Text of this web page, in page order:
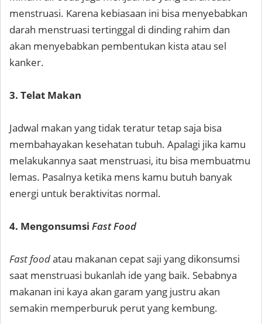
menstruasi. Karena kebiasaan ini bisa menyebabkan
darah menstruasi tertinggal di dinding rahim dan
akan menyebabkan pembentukan kista atau sel
kanker.
3. Telat Makan
Jadwal makan yang tidak teratur tetap saja bisa
membahayakan kesehatan tubuh. Apalagi jika kamu
melakukannya saat menstruasi, itu bisa membuatmu
lemas. Pasalnya ketika mens kamu butuh banyak
energi untuk beraktivitas normal.
4. Mengonsumsi Fast Food
Fast foodatau makanan cepat saji yang dikonsumsi
saat menstruasi bukanlah ide yang baik. Sebabnya
makanan ini kaya akan garam yang justru akan
semakin memperburuk perut yang kembung.